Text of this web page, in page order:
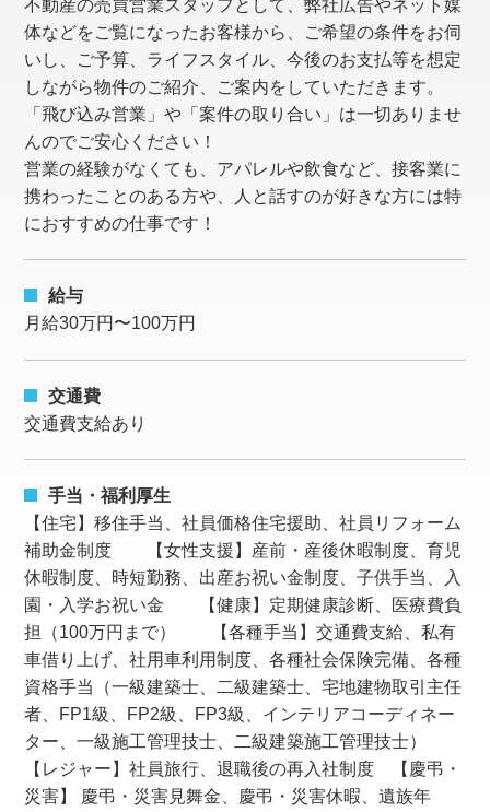
不動産の売買営業スタッフとして、弊社広告やネット媒
体などをご覧になったお客様から、ご希望の条件をお伺
いし、ご予算、ライフスタイル、今後のお支払等を想定
しながら物件のご紹介、ご案内をしていただきます。
「飛び込み営業」や「案件の取り合い」は一切ありませ
んのでご安心ください！
営業の経験がなくても、アパレルや飲食など、接客業に
携わったことのある方や、人と話すのが好きな方には特
におすすめの仕事です！
給与
月給30万円〜100万円
交通費
交通費支給あり
手当・福利厚生
【住宅】移住手当、社員価格住宅援助、社員リフォーム
補助金制度 【女性支援】産前・産後休暇制度、育児
休暇制度、時短勤務、出産お祝い金制度、子供手当、入
園・入学お祝い金 【健康】定期健康診断、医療費負
担（100万円まで） 【各種手当】交通費支給、私有
車借り上げ、社用車利用制度、各種社会保険完備、各種
資格手当（一級建築士、二級建築士、宅地建物取引主任
者、FP1級、FP2級、FP3級、インテリアコーディネー
ター、一級施工管理技士、二級建築施工管理技士）
【レジャー】社員旅行、退職後の再入社制度 【慶弔・
災害】 慶弔・災害見舞金、慶弔・災害休暇、遺族年